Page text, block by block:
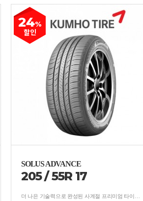
24%
할인
SOLUS ADVANCE
205/55R 17